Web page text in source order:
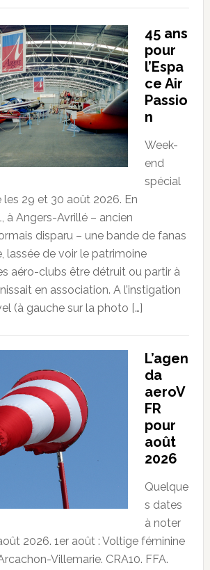
45 ans
pour
l’Espa
ce Air
Passio
n
Week-
end
spécial
les 29 et 30 août 2026. En
à Angers-Avrillé – ancien
disparu – une bande de fanas
lassée de voir le patrimoine
aéro-clubs être détruit ou partir à
en association. A l’instigation
(à gauche sur la photo […]
L’agen
da
aeroV
FR
pour
août
2026
Quelque
s dates
à noter
2026. 1er août : Voltige féminine
Villemarie. CRA10. FFA.